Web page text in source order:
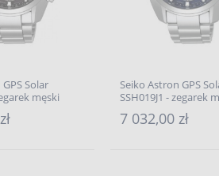
Solar
męski
Seiko Astron GPS
SSH019J1 - zegarek
7 032,00 zł